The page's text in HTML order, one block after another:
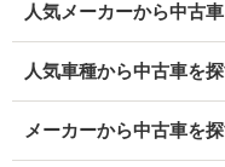
人気メーカーから中古
人気車種から中古車を
メーカーから中古車を